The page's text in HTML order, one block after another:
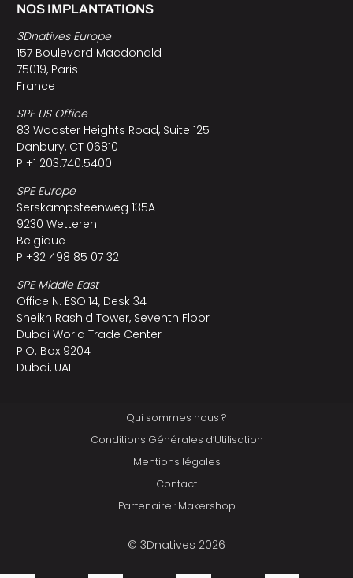
NOS IMPLANTATIONS
3Dnatives Europe
157 Boulevard Macdonald
75019, Paris
France
SPE US Office
83 Wooster Heights Road, Suite 125
Danbury, CT 06810
P +1 203.740.5400
SPE Europe
Serskampsteenweg 135A
9230 Wetteren
Belgique
P +32 498 85 07 32
SPE Middle East
Office N. ESO:14, Desk 34
Sheikh Rashid Tower, Seventh Floor
Dubai World Trade Center
P.O. Box 9204
Dubai, UAE
Qui sommes nous ?
Conditions Générales d’Utilisation
Mentions légales
Contact
Partenaire : Makershop
© 3Dnatives 2026